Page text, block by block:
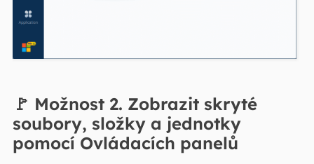
🚩 Možnost 2. Zobrazit skryté
soubory, složky a jednotky
pomocí Ovládacích panelů